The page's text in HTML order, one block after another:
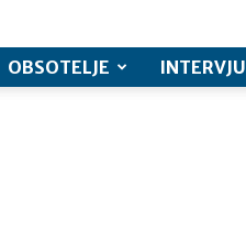
OBSOTELJE INTERVJU